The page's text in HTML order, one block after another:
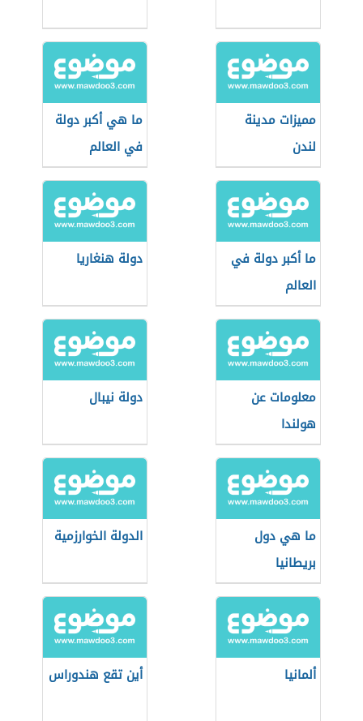
مميزات مدينة
لندن
ما هي أكبر دولة
في العالم
ما أكبر دولة في
العالم
دولة هنغاريا
معلومات عن
هولندا
دولة نيبال
ما هي دول
بريطانيا
الدولة الخوارزمية
ألمانيا أين تقع هندوراس